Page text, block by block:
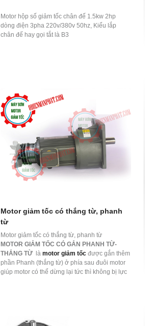
Motor hộp số giảm tốc chân đế 1.5kw 2hp
dòng điện 3pha 220v/380v 50hz, Kiểu lắp
chân đế hay gọi tắt là B3
Motor giảm tốc có thắng từ, phanh
từ
Motor giảm tốc có thắng từ, phanh từ
MOTOR GIẢM TỐC CÓ GẮN PHANH TỪ-
THẮNG TỪlà motor giảm tốcđược gắn thêm
phần Phanh (thắng từ) ở phía sau đuôi motor
giúp motor có thể dừng lại tức thì không bị lực